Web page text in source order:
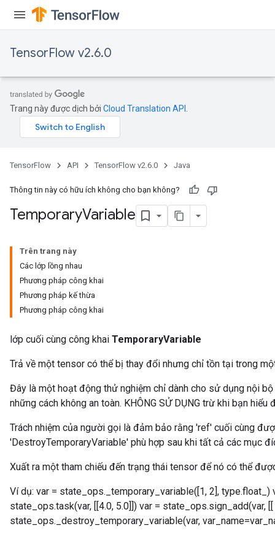
TensorFlow v2.6.0
Trang này được dịch bởi Cloud Translation API
TensorFlow API TensorFlow v2.6.0 Java
Thông tin này có hữu ích không cho bạn không?
TemporaryVariable
Trên trang này
Các lớp lồng nhau
Phương pháp công khai
Phương pháp kế thừa
Phương pháp công khai
lớp cuối cùng công khai TemporaryVariable
Trả về một tensor có thể bị thay đổi nhưng chỉ tồn tại trong
Đây là một hoạt động thử nghiệm chỉ dành cho sử dụng nội
những cách không an toàn. KHÔNG SỬ DỤNG trừ khi bạn hiểu
Trách nhiệm của người gọi là đảm bảo rằng 'ref' cuối cùng
'DestroyTemporaryVariable' phù hợp sau khi tất cả các mục
Xuất ra một tham chiếu đến trạng thái tensor để nó có thể
Ví dụ: var = state_ops._temporary_variable([1, 2], type.float_)
state_ops.task(var, [[4.0, 5.0]]) var = state_ops.sign_add(var,
state_ops._destroy_temporary_variable(var,